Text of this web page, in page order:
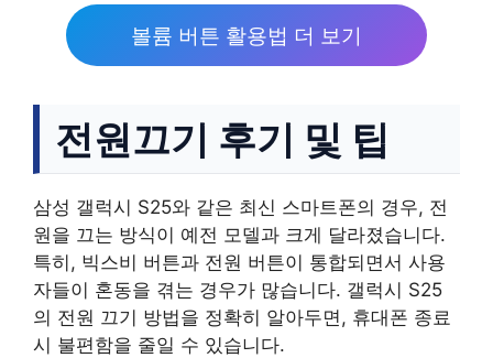
볼륨 버튼 활용법 더 보기
전원끄기 후기 및 팁
삼성 갤럭시 S25와 같은 최신 스마트폰의 경우, 전
원을 끄는 방식이 예전 모델과 크게 달라졌습니다.
특히, 빅스비 버튼과 전원 버튼이 통합되면서 사용
자들이 혼동을 겪는 경우가 많습니다. 갤럭시 S25
의 전원 끄기 방법을 정확히 알아두면, 휴대폰 종료
시 불편함을 줄일 수 있습니다.